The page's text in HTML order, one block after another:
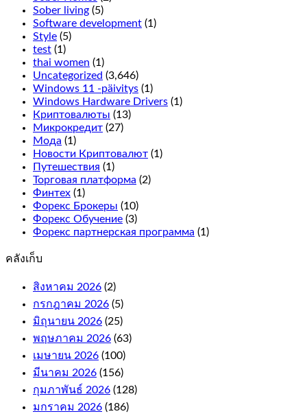
the
2
the
outside
line,
it
only
adds
symbols
on
the
for
more
winning
an
online
casino
bonus
and
how
it
works.
If
your
Sober living (5)
Software development (1)
Style (5)
test (1)
thai women (1)
Uncategorized (3,646)
Windows 11 -päivitys (1)
Windows Hardware Drivers (1)
Криптовалюты (13)
Микрокредит (27)
Мода (1)
Новости Криптовалют (1)
Путешествия (1)
Торговая платформа (2)
Финтех (1)
Форекс Брокеры (10)
Форекс Обучение (3)
Форекс партнерская программа (1)
คลังเก็บ
สิงหาคม 2026 (2)
กรกฎาคม 2026 (5)
มิถุนายน 2026 (25)
พฤษภาคม 2026 (63)
เมษายน 2026 (100)
มีนาคม 2026 (156)
กุมภาพันธ์ 2026 (128)
มกราคม 2026 (186)